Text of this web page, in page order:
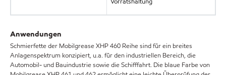
Anwendungen
Schmierfette der Mobilgrease XHP 460 Reihe sind für ein breites
Anlagenspektrum konzipiert, u.a. für den industriellen Bereich, die
Automobil- und Bauindustrie sowie die Schifffahrt. Die blaue Farbe von